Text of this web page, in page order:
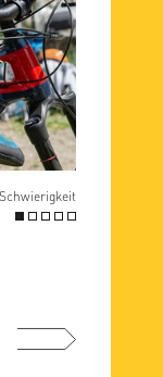
Schwierigkeit